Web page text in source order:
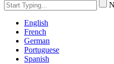
English
French
German
Portuguese
Spanish